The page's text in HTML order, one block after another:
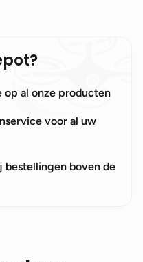
op al onze producten
voor al uw
bestellingen boven de